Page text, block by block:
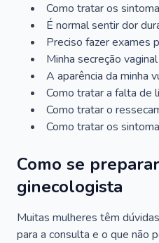
Como tratar os
É normal sentir dor
Preciso fazer exames
Minha secreção
A aparência da minha
Como tratar a falta de
Como tratar o
Como tratar os
Como se
ginecologista
Muitas mulheres têm
para a consulta e o que não